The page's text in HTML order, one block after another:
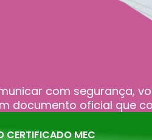
com segurança,
documento oficial que
CERTIFICADO MEC